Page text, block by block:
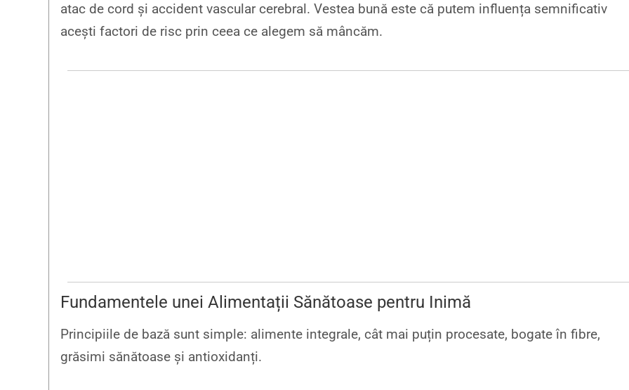
atac de cord și accident vascular cerebral. Vestea bună este că putem influența semnificativ
acești factori de risc prin ceea ce alegem să mâncăm.
Fundamentele unei Alimentații Sănătoase pentru Inimă
Principiile de bază sunt simple: alimente integrale, cât mai puțin procesate, bogate în fibre,
grăsimi sănătoase și antioxidanți.